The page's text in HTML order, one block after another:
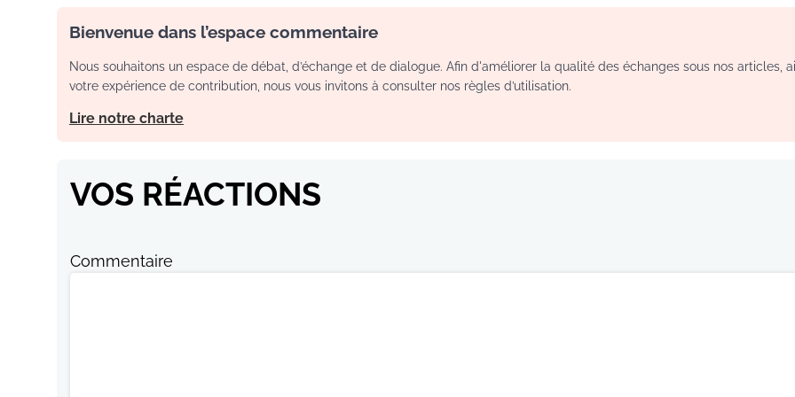
Bienvenue dans l’espace commentaire
Nous souhaitons un espace de débat, d’échange et de dialogue. Afin d'améliorer la qualité des échanges sous nos articles,
votre expérience de contribution, nous vous invitons à consulter nos règles d’utilisation.
Lire notre charte
VOS RÉACTIONS
Commentaire